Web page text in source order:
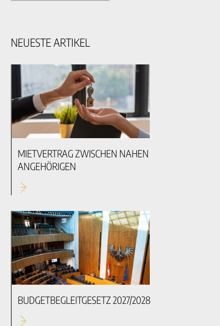
NEUESTE ARTIKEL
MIETVERTRAG ZWISCHEN NAHEN
ANGEHÖRIGEN
BUDGETBEGLEITGESETZ 2027/2028